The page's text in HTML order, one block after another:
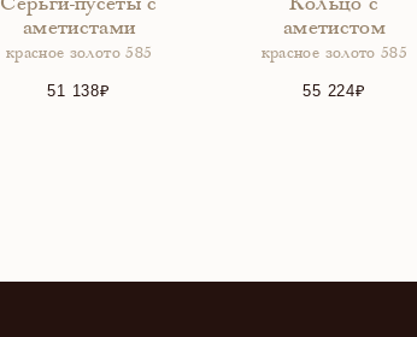
Серьги-пусеты с
аметистами
красное золото 585
51 138
Кольцо с
аметистом
красное золото 585
55 224